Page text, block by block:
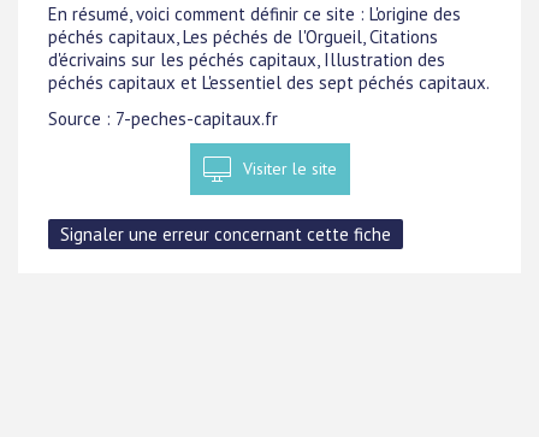
En résumé, voici comment définir ce site : L'origine des
péchés capitaux, Les péchés de l'Orgueil, Citations
d'écrivains sur les péchés capitaux, Illustration des
péchés capitaux et L'essentiel des sept péchés capitaux.
Source : 7-peches-capitaux.fr
Visiter le site